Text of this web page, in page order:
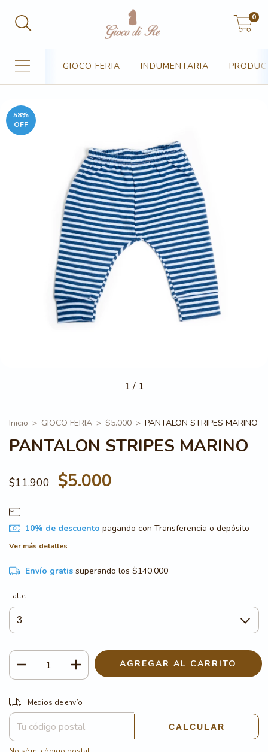
0
GIOCO FERIA INDUMENTARIA
58%
OFF
1/ 1
Inicio > GIOCO FERIA > $5.000 > PANTALON STRIPES MARINO
PANTALON STRIPES MARINO
$11.900 $5.000
10% de descuento pagando con Transferencia o depósito
Ver más detalles
Envío gratis superando los $140.000
Talle
Entregas para el CP:
Medios de envío
CALCULAR